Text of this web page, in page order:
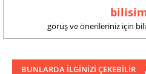
görüş ve önerileriniz için
BUNLARDA ILGINIZI ÇEKEBILIR